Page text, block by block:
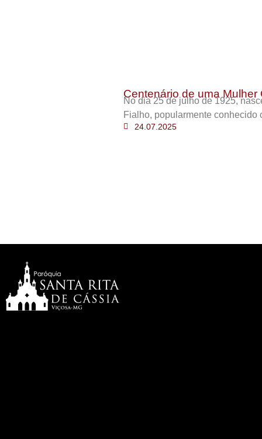
Centenário de uma Mulher
No dia 25 de julho de 1925,
Fialho, popularmente conhecido
24.07.2025